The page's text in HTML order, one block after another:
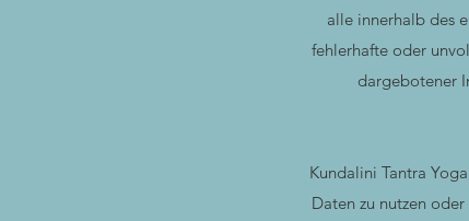
alle innerhalb des
fehlerhafte oder
dargebotener
Kundalini Tantra
Daten zu nutzen